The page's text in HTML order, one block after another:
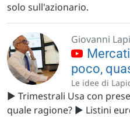
solo sull'azionario.
Giovanni
poco,
Le idee di
▶️ Trimestrali Usa con
quale ragione? ▶️ Listini